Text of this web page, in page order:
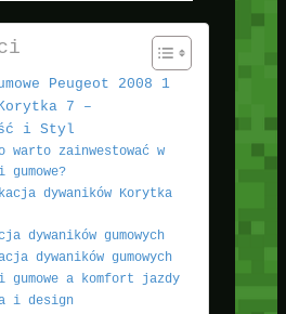
Peugeot 2008 1
7 –
i Styl
warto zainwestować w
gumowe?
dywaników Korytka
dywaników gumowych
dywaników gumowych
gumowe a komfort jazdy
i design